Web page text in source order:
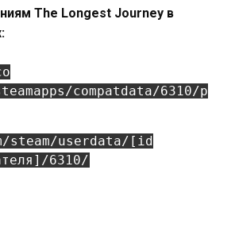
The Longest Journey в
compatdata/6310/p
steam/userdata/[id
6310/